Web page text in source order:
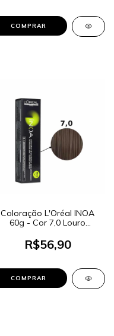
Coloração L'Oréal INOA
60g - Cor 7,0 Louro
R$56,90